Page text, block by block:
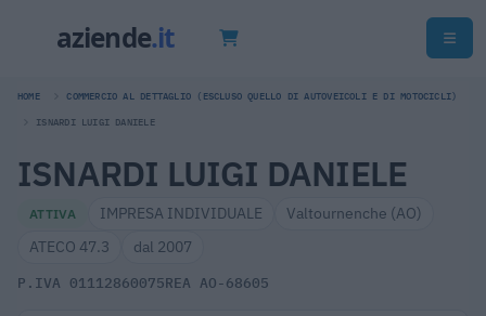
HOME COMMERCIO AL DETTAGLIO (ESCLUSO QUELLO DI AUTOVEICOLI E DI MOTOCICLI)
ISNARDI LUIGI DANIELE
ISNARDI LUIGI DANIELE
ATTIVA IMPRESA INDIVIDUALE
Valtournenche (AO)
ATECO 47.3
dal 2007
P.IVA 01112860075REA AO-68605